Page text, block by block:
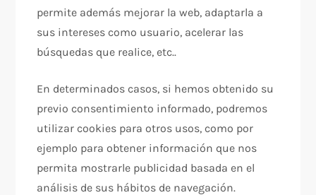
permite además mejorar la web, adaptarla a
sus intereses como usuario, acelerar las
búsquedas que realice, etc..
En determinados casos, si hemos obtenido su
previo consentimiento informado, podremos
utilizar cookies para otros usos, como por
ejemplo para obtener información que nos
permita mostrarle publicidad basada en el
análisis de sus hábitos de navegación.